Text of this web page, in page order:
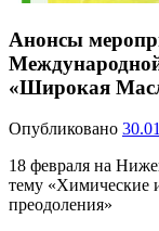
Анонсы
«Широкая
Опубликовано
18 февраля на
тему «Химические
преодоления»